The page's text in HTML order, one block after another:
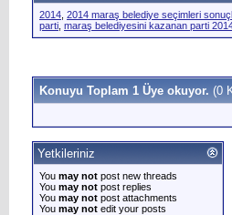
2014 2014 maraş belediye seçimleri
parti maraş belediyesini kazanan parti
Konuyu Toplam 1 Üye okuyor. (0
Yetkileriniz
You may not post new threads
You may not post replies
You may not post attachments
You may not edit your posts